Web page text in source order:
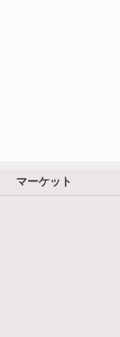
マーケット